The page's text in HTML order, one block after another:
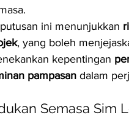
ini menunjukkan
, yang boleh
kepentingan
pampasan dalam
Semasa Sim